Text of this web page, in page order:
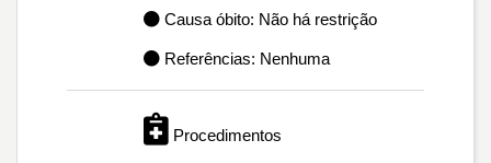
Causa óbito: Não há restrição
Referências: Nenhuma
Procedimentos